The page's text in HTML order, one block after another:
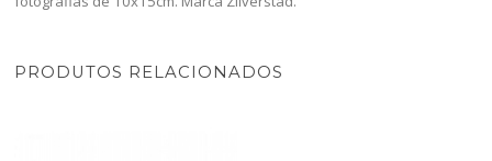
PRODUTOS RELACIONADOS